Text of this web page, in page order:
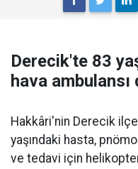
Derecik'te 83
hava
Hakkâri'nin Derecik
yaşındaki hasta,
ve tedavi için